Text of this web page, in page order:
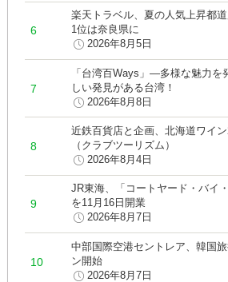
楽天トラベル、夏の人気上昇都
1位は奈良県に
2026年8月5日
「台湾百Ways」―多様な魅力
しい発見がある台湾！
2026年8月8日
近鉄百貨店と企画、北海道ワイ
（クラブツーリズム）
2026年8月4日
JR東海、「コートヤード・バイ
を11月16日開業
2026年8月7日
中部国際空港セントレア、韓国
ン開始
2026年8月7日